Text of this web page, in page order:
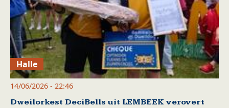
Halle
14/06/2026 - 22:46
Dweilorkest DeciBells uit LEMBEEK verovert